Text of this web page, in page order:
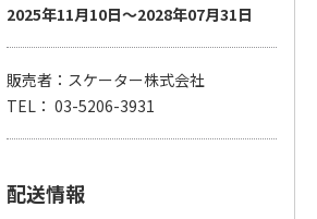
2025年11月10日～2028年07月31日
販売者：スケーター株式会社
TEL： 03-5206-3931
配送情報